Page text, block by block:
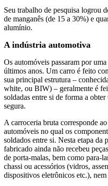
Seu trabalho de pesquisa logrou
de manganês (de 15 a 30%) e
alumínio.
A indústria automotiva
Os automóveis passaram por
últimos anos. Um carro é feito
sua principal estrutura –
white, ou BIW) – geralmente é
soldadas entre si de forma a
segura.
A carroceria bruta corresponde
automóveis no qual os
soldados entre si. Nesta etapa da
fabricado ainda não recebeu
de porta-malas, bem como para-
chassi ou acessórios (vidros,
dispositivos eletrônicos etc.),